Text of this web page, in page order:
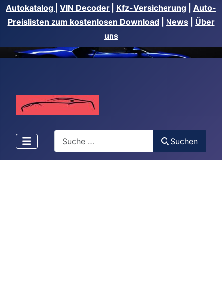
Autokatalog VIN Decoder Kfz-Versicherung
Auto-
Preislisten zum kostenlosen Download| News| Über
uns
Suchen